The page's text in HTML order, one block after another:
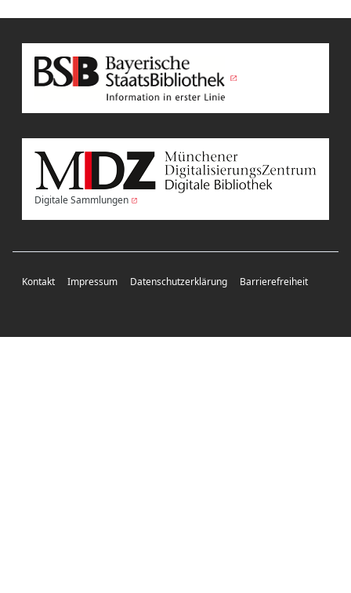
Digitale Sammlungen
Kontakt Impressum Datenschutzerklärung Barrierefreiheit